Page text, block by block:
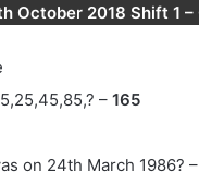
October 2018 Shift 1
– 165
on 24th March 1986? –